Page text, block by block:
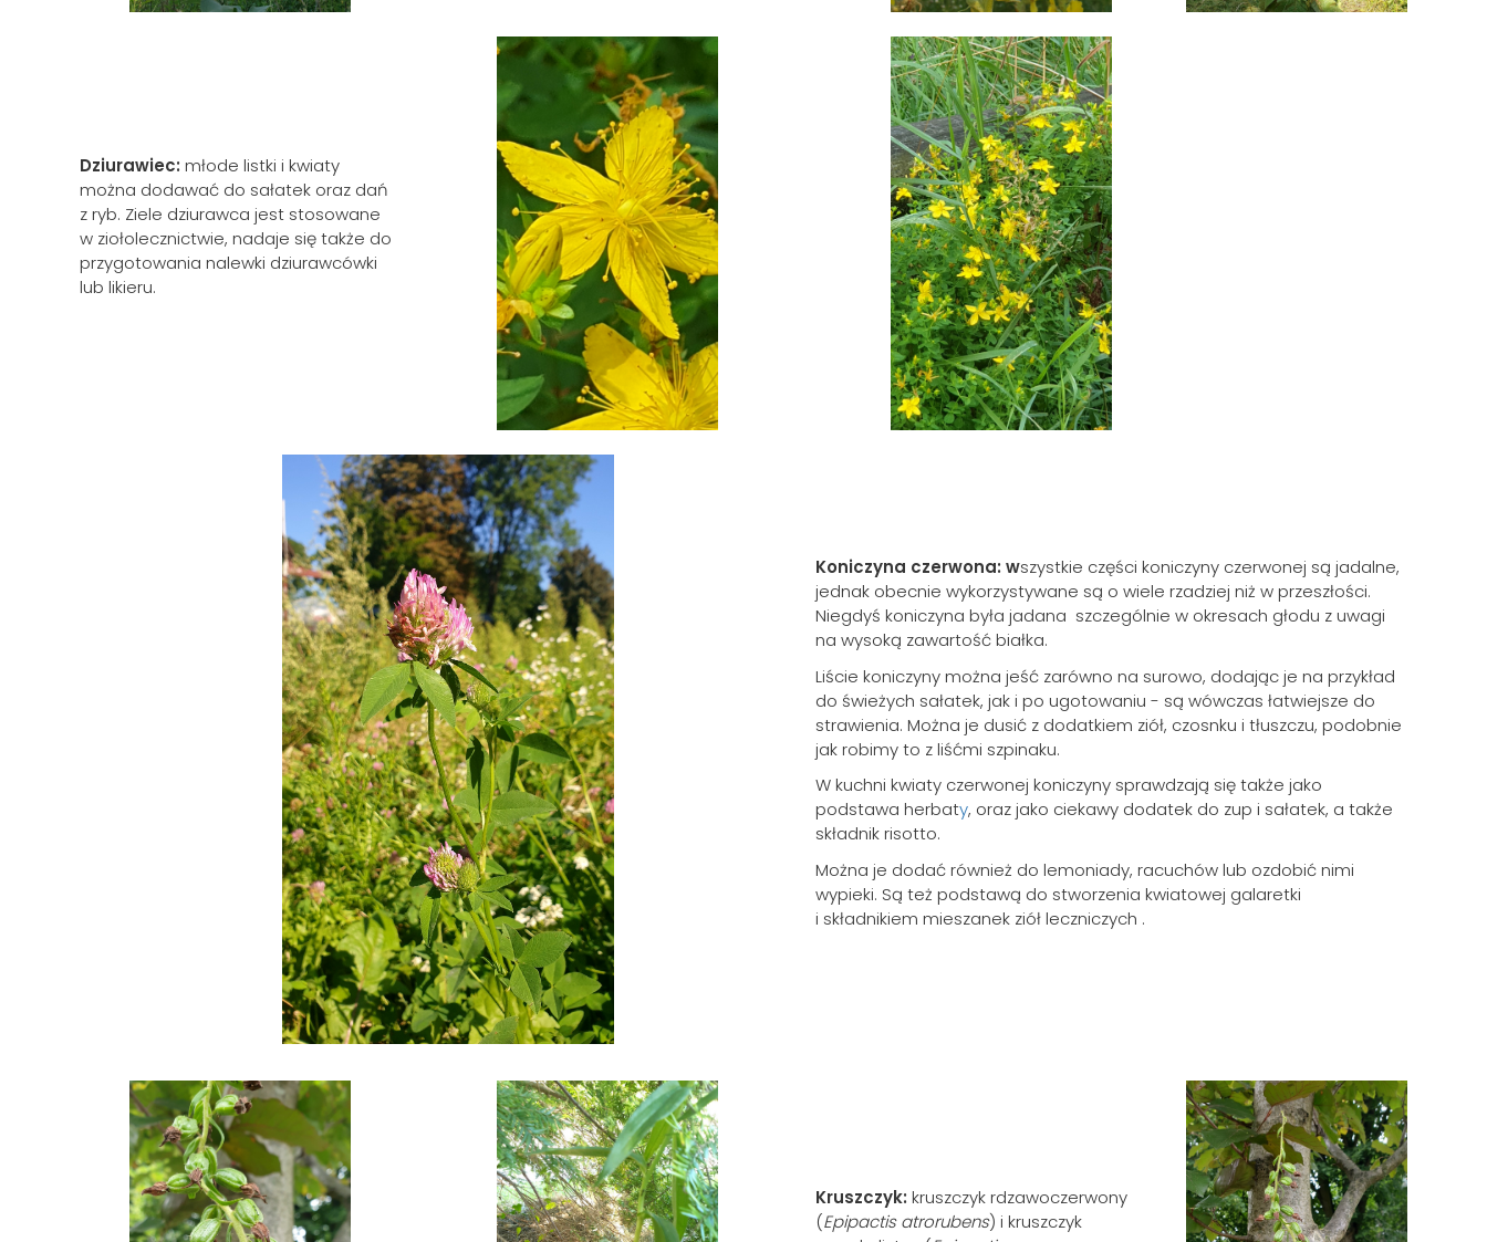
Dziurawiec: młode listki i kwiaty
można dodawać do sałatek oraz dań
z ryb. Ziele dziurawca jest stosowane
w ziołolecznictwie, nadaje się także do
przygotowania nalewki dziurawcówki
lub likieru.
Koniczyna czerwona: wszystkie części koniczyny czerwonej są jadalne,
jednak obecnie wykorzystywane są o wiele rzadziej niż w przeszłości.
Niegdyś koniczyna była jadana szczególnie w okresach głodu z uwagi
na wysoką zawartość białka.
Liście koniczyny można jeść zarówno na surowo, dodając je na przykład
do świeżych sałatek, jak i po ugotowaniu - są wówczas łatwiejsze do
strawienia. Można je dusić z dodatkiem ziół, czosnku i tłuszczu, podobnie
jak robimy to z liśćmi szpinaku.
W kuchni kwiaty czerwonej koniczyny sprawdzają się także jako
podstawa herbaty, oraz jako ciekawy dodatek do zup i sałatek, a także
składnik risotto.
Można je dodać również do lemoniady, racuchów lub ozdobić nimi
wypieki. Są też podstawą do stworzenia kwiatowej galaretki
i składnikiem mieszanek ziół leczniczych .
Kruszczyk: kruszczyk rdzawoczerwony
(Epipactis atrorubens) i kruszczyk